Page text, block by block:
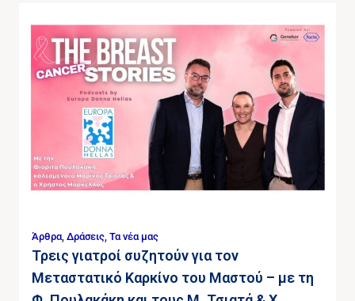
Άρθρα Δράσεις Τα νέα μας
Τρεις γιατροί συζητούν για τον
Μεταστατικό Καρκίνο του Μαστού – με τη